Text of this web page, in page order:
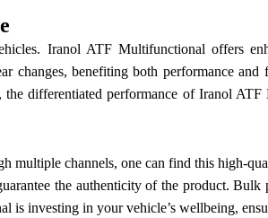
Iranol ATF Multifunctional offers
benefiting both performance
differentiated performance of Iranol
channels, one can find this high-
the authenticity of the product.
investing in your vehicle’s wellbeing,